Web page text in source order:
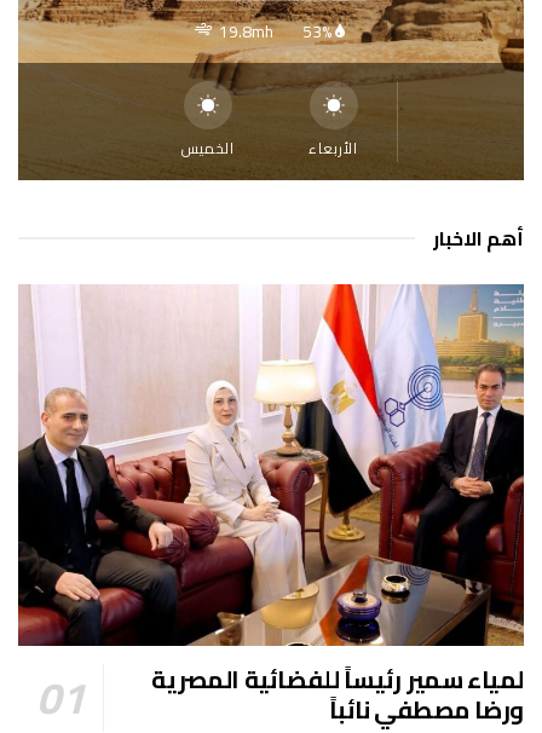
53%
19.8mh
الأربعاء الخميس
أهم الاخبار
لمياء سمير رئيساً للفضائية المصرية
ورضا مصطفي نائباً